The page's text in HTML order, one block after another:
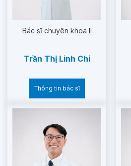
Bác sĩ chuyên khoa II
Trần Thị Linh Chi
Thông tin bác sĩ